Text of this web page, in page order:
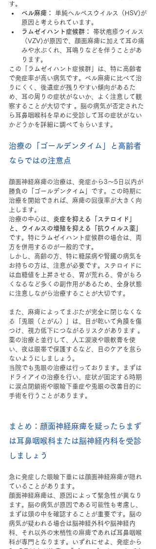
す。
ベル麻痺：
単純ヘルペスウイルス（HSV)が
原因と考えられています。
ラムゼイハント症候群：
帯状疱疹ウイルス
（VZV)が原因で、顔面麻痺に加えて耳の痛
みや水ぶくれ、耳鳴りなどを伴うことがあ
ります。
この「ラムゼイハント症候群」は、特に高齢者
で発症率が高い病気です。ベル麻痺に比べて治
りにくく、後遺症が残りやすい傾向があるた
め、耳の周りの症状がないか、よく注意して観
察することが大切です 。脳の病気が否定された
ら耳鼻咽喉科を早めに受診して耳の症状がない
かどうかを詳細に調べてもらいます。
治療の「ゴールデンタイム」と高齢者
ならではの注意点
顔面神経麻痺の治療は、発症から3〜5日以内が
勝負の「ゴールデンタイム」です。この時期に
治療を開始できれば、麻痺の回復率が大きく向
上します。
治療の中心は、 炎症を抑える「ステロイド」
と、ウイルスの増殖を抑える「抗ウイルス薬」
です。特にラムゼイハント症候群の場合は、両
方を併用するのが一般的です。
しかし、高齢の方、特に糖尿病や腎臓の病気を
お持ちの方は、注意が必要です。ステロイドに
は血糖値を上昇させる、胃が荒れる、骨がもろ
くなるなど多くの副作用があるため、全身状態
に注意しながら治療することが大切です。
また、麻痺によってまぶたが完全に閉じなくな
る「兎眼（とがん）」は、目が乾いて角膜を傷
つけ、視力低下につながるリスクがあります 。
薬の治療と並行して、人工涙液や眼軟膏を使
い、夜は眼帯で保護するなど、目のケアを怠ら
ないようにしましょう。
当院でも兎眼の治療は行っております。まずは
ドライアイの治療を行い、症状が固定する時期
に涙点閉鎖術や眼瞼下垂症や兎眼の改善目的に
手術を行うことがあります。
まとめ：顔面神経麻痺を疑ったらまず
は耳鼻咽喉科または脳神経内科を受診
しましょう
急に発症した眼瞼下垂には顔面神経麻痺が隠れ
ていることがあります。
顔面神経麻痺は、原因によって緊急性が異なり
ます。脳の病気が原因である可能性も考慮し、
まずは頭の中を確認することが重要です。脳の
病気が疑われる場合は脳神経外科や脳神経内
科、それ以外の末梢性の麻痺であれば耳鼻咽喉
科が専門となります。いずれにせよ、発症から